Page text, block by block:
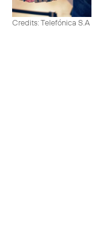
Credits: Telefónica S.A